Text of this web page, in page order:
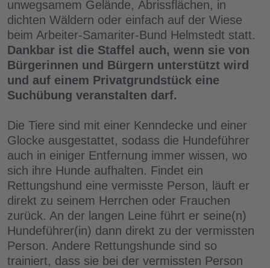
unwegsamem Gelände, Abrissflächen, in
dichten Wäldern oder einfach auf der Wiese
beim Arbeiter-Samariter-Bund Helmstedt statt.
Dankbar ist die Staffel auch, wenn sie von
Bürgerinnen und Bürgern unterstützt wird
und auf einem Privatgrundstück eine
Suchübung veranstalten darf.
Die Tiere sind mit einer Kenndecke und einer
Glocke ausgestattet, sodass die Hundeführer
auch in einiger Entfernung immer wissen, wo
sich ihre Hunde aufhalten. Findet ein
Rettungshund eine vermisste Person, läuft er
direkt zu seinem Herrchen oder Frauchen
zurück. An der langen Leine führt er seine(n)
Hundeführer(in) dann direkt zu der vermissten
Person. Andere Rettungshunde sind so
trainiert, dass sie bei der vermissten Person